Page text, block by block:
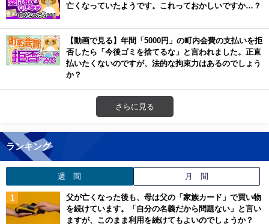
亡くなっていたようです。これっておかしいですか…？
【動画で見る】年間「5000円」の町内会費の支払いを拒
否したら「今後ゴミを捨てるな」と言われました。正直
払いたくないのですが、法的な拘束力はあるのでしょう
か？
さらに見る
ランキング
週 間 月 間
父が亡くなった後も、母は父の「家族カード」で買い物
を続けています。「自分の名義だから問題ない」と言い
ますが、このまま利用を続けてもよいのでしょうか？